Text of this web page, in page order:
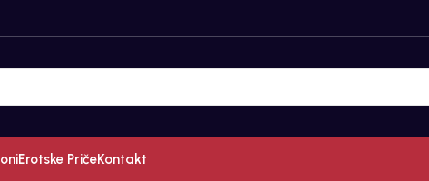
Erotske PričeKontakt